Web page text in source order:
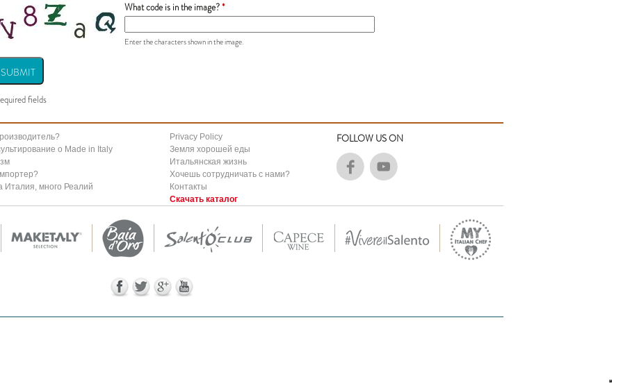
What code is in the image?*
Enter the characters shown in the image.
fields
о Мade in Italy
Италия, много Реалий
Privacy Policy
Земля хорошей еды
Итальянская жизнь
Хочешь сотрудничать с нами?
Контакты
Скачать каталог
FOLLOW US ON